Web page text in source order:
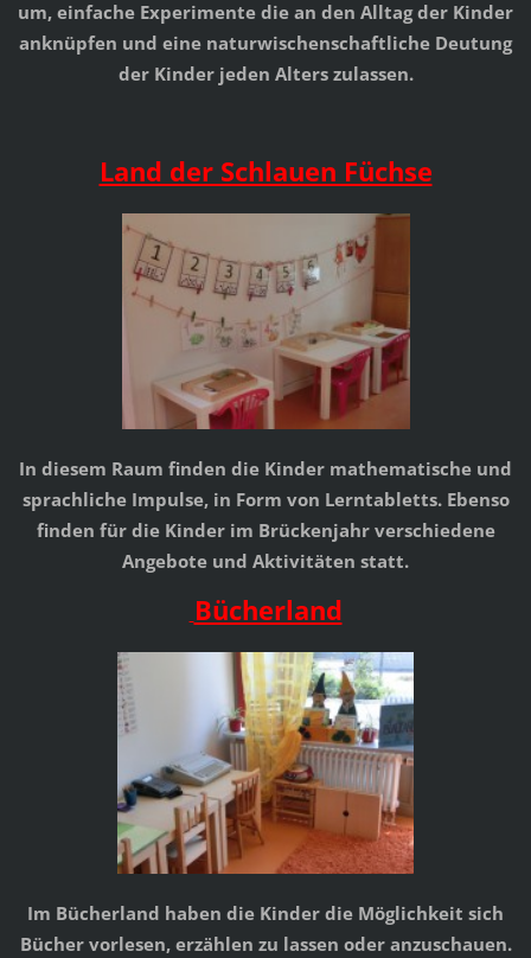
um, einfache Experimente die an den Alltag der Kinder
anknüpfen und eine naturwischenschaftliche Deutung
der Kinder jeden Alters zulassen.
Land der Schlauen Füchse
In diesem Raum finden die Kinder mathematische und
sprachliche Impulse, in Form von Lerntabletts. Ebenso
finden für die Kinder im Brückenjahr verschiedene
Angebote und Aktivitäten statt.
Bücherland
Im Bücherland haben die Kinder die Möglichkeit sich
Bücher vorlesen, erzählen zu lassen oder anzuschauen.